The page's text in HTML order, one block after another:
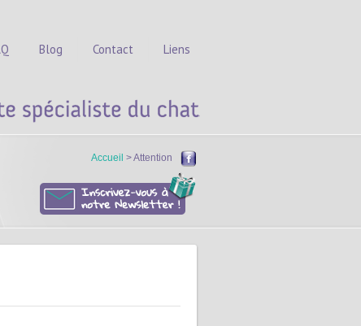
Blog Contact Liens
Accueil > Attention